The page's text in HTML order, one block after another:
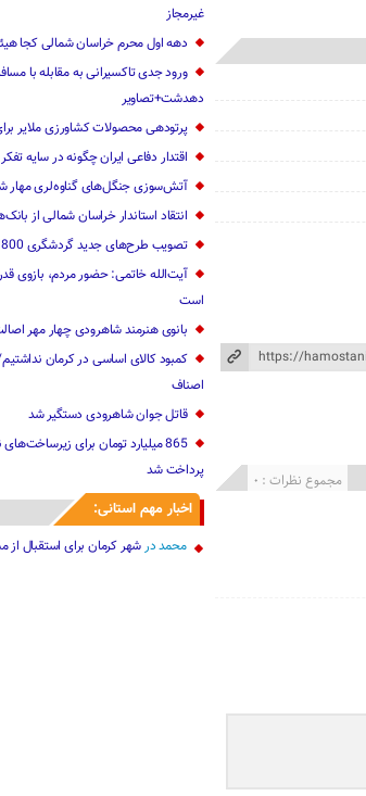
مجموع نظرات : 0
غیرمجاز
دهه اول محرم خراسان شمالی کجا
ورود جدی تاکسیرانی به مقابله با
دهدشت+تصاویر
پرتودهی محصولات کشاورزی ملایر
اقتدار دفاعی ایران چگونه در سایه
آتش‌سوزی جنگل‌های گناوه‌لری مهار
انتقاد استاندار خراسان شمالی از
تصویب طرح‌های جدید گردشگری 1800 میلیاردی در خراسان شمالی
آیت‌الله خاتمی: حضور مردم، بازوی
است
بانوی هنرمند شاهرودی چهار مهر
کمبود کالای اساسی در کرمان
اصناف
قاتل جوان شاهرودی ‌دستگیر شد
865 میلیارد تومان برای
پرداخت شد
اخبار مهم استانی:
محمددرشهر کرمان برای استقبال از